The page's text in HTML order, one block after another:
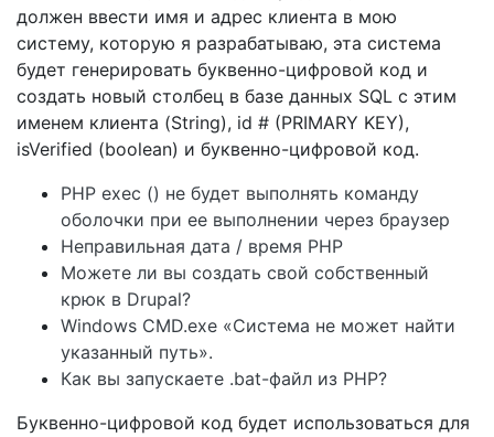
должен ввести имя и адрес клиента в мою
систему, которую я разрабатываю, эта система
будет генерировать буквенно-цифровой код и
создать новый столбец в базе данных SQL с этим
именем клиента (String), id # (PRIMARY KEY),
isVerified (boolean) и буквенно-цифровой код.
PHP exec () не будет выполнять команду
оболочки при ее выполнении через браузер
Неправильная дата / время PHP
Можете ли вы создать свой собственный
крюк в Drupal?
Windows CMD.exe «Система не может найти
указанный путь».
Как вы запускаете .bat-файл из PHP?
Буквенно-цифровой код будет использоваться для